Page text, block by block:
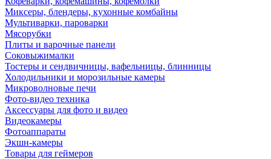
Миксеры, блендеры, кухонные комбайны
Мультиварки, пароварки
Мясорубки
Плиты и варочные панели
Соковыжималки
Тостеры и сендвичницы, вафельницы, блинницы
Холодильники и морозильные камеры
Микроволновые печи
Фото-видео техника
Аксессуары для фото и видео
Видеокамеры
Фотоаппараты
Экшн-камеры
Товары для геймеров